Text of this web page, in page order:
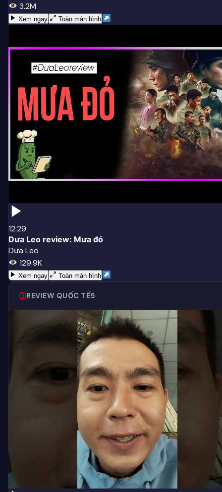
3.2M
Xem ngay Toàn màn hình
12:29
Dưa Leo review: Mưa đỏ
Dưa Leo
129.9K
Xem ngay Toàn màn hình
REVIEW QUỐC TẾ5